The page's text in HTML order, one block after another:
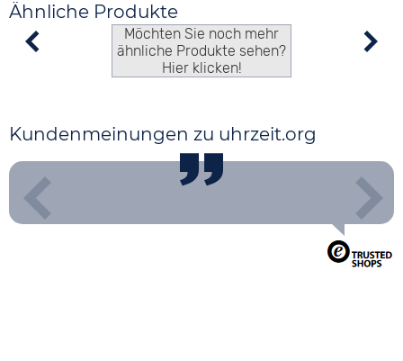
Ähnliche Produkte
Möchten Sie noch mehr
ähnliche Produkte sehen?
Hier klicken!
Kundenmeinungen zu uhrzeit.org